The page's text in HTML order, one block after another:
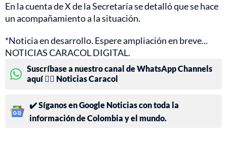
En la cuenta de X de la Secretaría se detalló que se hace
un acompañamiento a la situación.
*Noticia en desarrollo. Espere ampliación en breve...
NOTICIAS CARACOL DIGITAL.
Suscríbase a nuestro canal de WhatsApp Channels
aquí 👉🏻 Noticias Caracol
✔️ Síganos en Google Noticias con toda la
información de Colombia y el mundo.